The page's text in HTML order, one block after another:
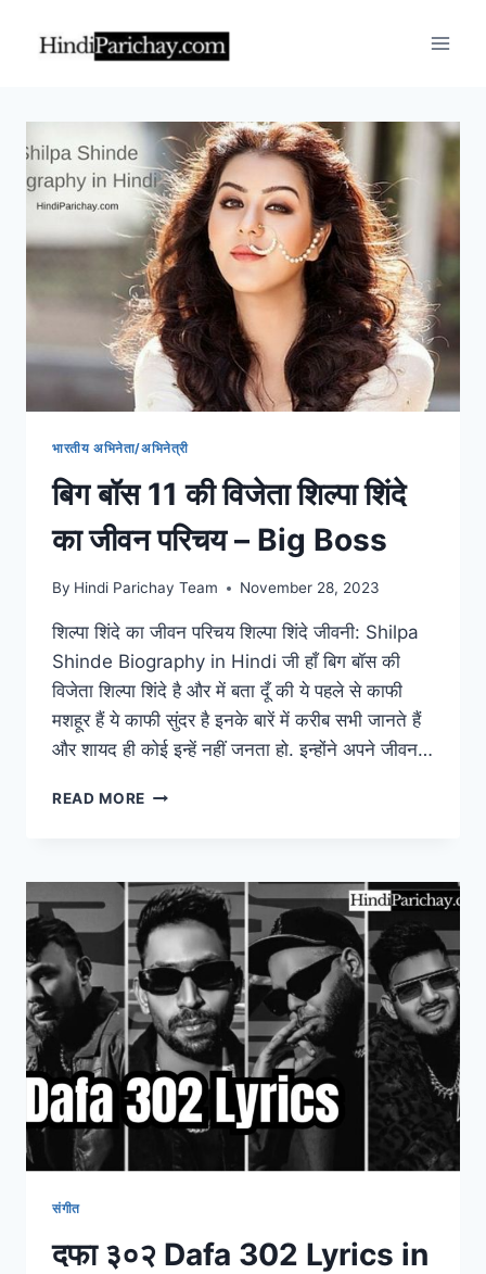
भारतीय अभिनेता/अभिनेत्री
बिग बॉस 11 की विजेता शिल्पा शिंदे
का जीवन परिचय – Big Boss
By Hindi Parichay Team November 28, 2023
शिल्पा शिंदे का जीवन परिचय शिल्पा शिंदे जीवनी: Shilpa
Shinde Biography in Hindi जी हाँ बिग बॉस की
विजेता शिल्पा शिंदे है और में बता दूँ की ये पहले से काफी
मशहूर हैं ये काफी सुंदर है इनके बारें में करीब सभी जानते हैं
और शायद ही कोई इन्हें नहीं जनता हो. इन्होंने अपने जीवन…
READ MORE बिग
विजेता
शिल्पा
शिंदे
का
जीवन
परिचय
–
BIG
BOSS
संगीत
दफा ३०२ Dafa 302 Lyrics in